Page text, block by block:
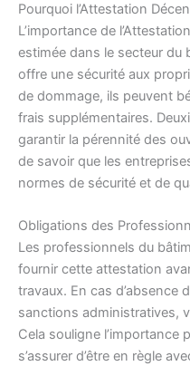
Pourquoi l’Attestation
L’importance de
estimée dans le secteur du
offre une sécurité aux
de dommage, ils peuvent
frais supplémentaires.
garantir la pérennité des
de savoir que les
normes de sécurité et de
Obligations des
Les professionnels du
fournir cette attestation
travaux. En cas d’absence
sanctions administratives,
Cela souligne l’importance
s’assurer d’être en règle